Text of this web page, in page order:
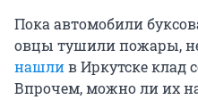
Пока автомобили
овцы тушили пожары,
нашлив Иркутске клад
Впрочем, можно ли их